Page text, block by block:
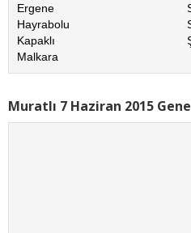
Ergene
Hayrabolu
Kapaklı
Malkara
Muratlı 7 Haziran 2015